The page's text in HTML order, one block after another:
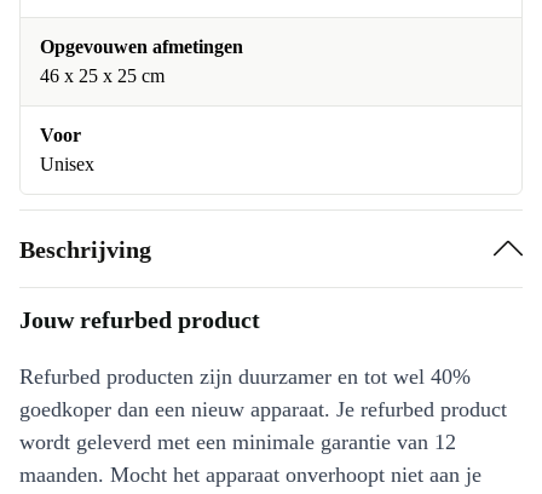
Opgevouwen afmetingen
46 x 25 x 25 cm
Voor
Unisex
Beschrijving
Jouw refurbed product
Refurbed producten zijn duurzamer en tot wel 40%
goedkoper dan een nieuw apparaat. Je refurbed product
wordt geleverd met een minimale garantie van 12
maanden. Mocht het apparaat onverhoopt niet aan je